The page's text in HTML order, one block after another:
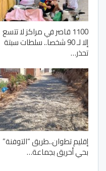
1100 قاصر في مراكز لا تتسع
إلا لـ 90 شخصا.. سلطات سبتة
تحذر…
إقليم تطوان..طريق “التوفنة”
بحي أحريق بجماعة…